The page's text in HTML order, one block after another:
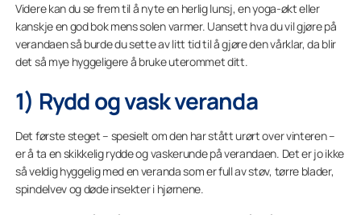
Videre kan du se frem til å nyte en herlig lunsj, en yoga-økt eller
kanskje en god bok mens solen varmer. Uansett hva du vil gjøre på
verandaen så burde du sette av litt tid til å gjøre den vårklar, da blir
det så mye hyggeligere å bruke uterommet ditt.
1) Rydd og vask veranda
Det første steget – spesielt om den har stått urørt over vinteren –
er å ta en skikkelig rydde og vaskerunde på verandaen. Det er jo ikke
så veldig hyggelig med en veranda som er full av støv, tørre blader,
spindelvev og døde insekter i hjørnene.